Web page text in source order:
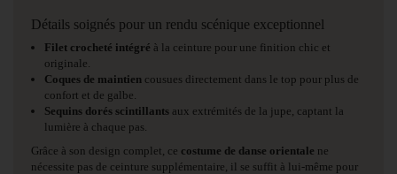
Détails soignés pour un rendu scénique exceptionnel
Filet crocheté intégré à la ceinture pour une finition chic et
originale.
Coques de maintien cousues directement dans le top pour plus de
confort et de galbe.
Sequins dorés scintillants aux extrémités de la jupe, captant la
lumière à chaque pas.
Grâce à son design complet, ce costume de danse orientale ne
nécessite pas de ceinture supplémentaire, il se suffit à lui-même pour